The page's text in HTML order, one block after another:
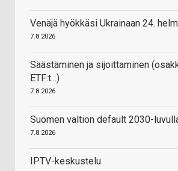
Venäjä hyökkäsi Ukrainaan 24.
7.8.2026
Säästäminen ja sijoittaminen
ETF:t...)
7.8.2026
Suomen valtion default 2030-
7.8.2026
IPTV-keskustelu